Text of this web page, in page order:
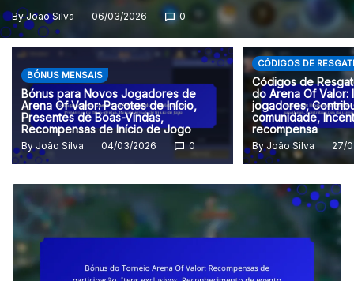
ByJoão Silva 06/03/2026 0
BÓNUS MENSAIS
Bónus para Novos Jogadores de
Arena Of Valor: Pacotes de Início,
Presentes de Boas-Vindas,
Recompensas de Início de Jogo
ByJoão Silva 04/03/2026 0
CÓDIGOS DE
Códigos de
do Arena Of Valor:
jogadores,
comunidade,
recompensa
ByJoão Silva 27/